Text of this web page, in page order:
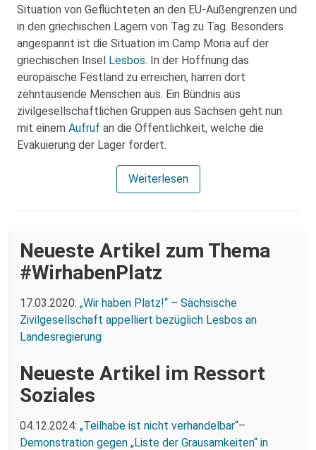
Situation von Geflüchteten an den EU-Außengrenzen und
in den griechischen Lagern von Tag zu Tag. Besonders
angespannt ist die Situation im Camp Moria auf der
griechischen Insel Lesbos. In der Hoffnung das
europäische Festland zu erreichen, harren dort
zehntausende Menschen aus. Ein Bündnis aus
zivilgesellschaftlichen Gruppen aus Sachsen geht nun
mit einem Aufruf an die Öffentlichkeit, welche die
Evakuierung der Lager fordert.
Weiterlesen
Neueste Artikel zum Thema
#WirhabenPlatz
17.03.2020: „Wir haben Platz!“ – Sächsische
Zivilgesellschaft appelliert bezüglich Lesbos an
Landesregierung
Neueste Artikel im Ressort
Soziales
04.12.2024: „Teilhabe ist nicht verhandelbar“–
Demonstration gegen „Liste der Grausamkeiten“ in